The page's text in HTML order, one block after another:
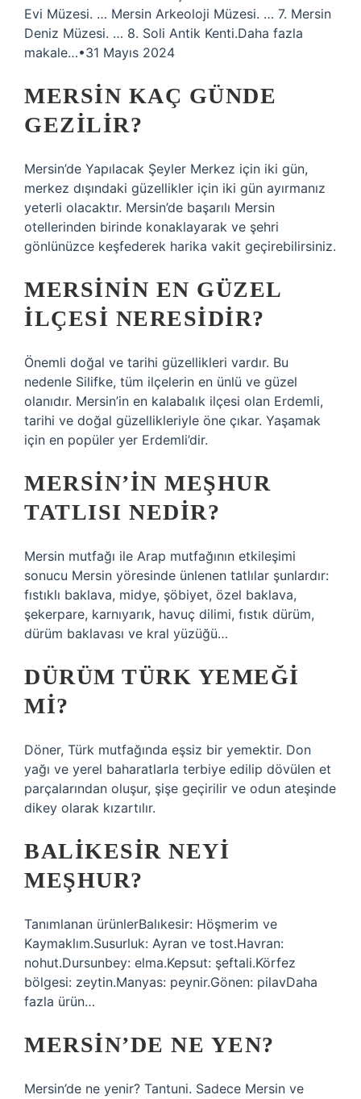
Evi Müzesi. … Mersin Arkeoloji Müzesi. … 7. Mersin
Deniz Müzesi. … 8. Soli Antik Kenti.Daha fazla
makale…•31 Mayıs 2024
MERSIN KAÇ GÜNDE
GEZILIR?
Mersin’de Yapılacak Şeyler Merkez için iki gün,
merkez dışındaki güzellikler için iki gün ayırmanız
yeterli olacaktır. Mersin’de başarılı Mersin
otellerinden birinde konaklayarak ve şehri
gönlünüzce keşfederek harika vakit geçirebilirsiniz.
MERSININ EN GÜZEL
ILÇESI NERESIDIR?
Önemli doğal ve tarihi güzellikleri vardır. Bu
nedenle Silifke, tüm ilçelerin en ünlü ve güzel
olanıdır. Mersin’in en kalabalık ilçesi olan Erdemli,
tarihi ve doğal güzellikleriyle öne çıkar. Yaşamak
için en popüler yer Erdemli’dir.
MERSIN’IN MEŞHUR
TATLISI NEDIR?
Mersin mutfağı ile Arap mutfağının etkileşimi
sonucu Mersin yöresinde ünlenen tatlılar şunlardır:
fıstıklı baklava, midye, şöbiyet, özel baklava,
şekerpare, karnıyarık, havuç dilimi, fıstık dürüm,
dürüm baklavası ve kral yüzüğü…
DÜRÜM TÜRK YEMEĞI
MI?
Döner, Türk mutfağında eşsiz bir yemektir. Don
yağı ve yerel baharatlarla terbiye edilip dövülen et
parçalarından oluşur, şişe geçirilir ve odun ateşinde
dikey olarak kızartılır.
BALIKESIR NEYI
MEŞHUR?
Tanımlanan ürünlerBalıkesir: Höşmerim ve
Kaymaklım.Susurluk: Ayran ve tost.Havran:
nohut.Dursunbey: elma.Kepsut: şeftali.Körfez
bölgesi: zeytin.Manyas: peynir.Gönen: pilavDaha
fazla ürün…
MERSIN’DE NE YEN?
Mersin’de ne yenir? Tantuni. Sadece Mersin ve